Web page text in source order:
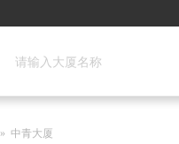
» 中青大厦